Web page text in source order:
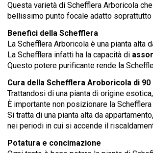
Questa varietà di Schefflera Arboricola
bellissimo punto focale adatto soprattutto
Benefici della Schefflera
La Schefflera Arboricola è una pianta
La Schefflera infatti ha la capacità di
Questo potere purificante rende la
Cura della Schefflera Aroboricola di 90
Trattandosi di una pianta di origine
È importante non posizionare la
Si tratta di una pianta alta da
nei periodi in cui si accende il
Potatura e concimazione